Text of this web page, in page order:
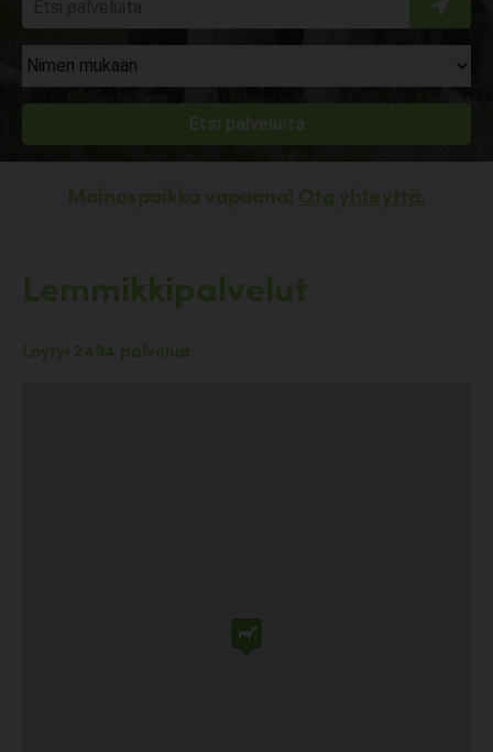
Mainospaikka vapaana! Ota yhteyttä.
Lemmikkipalvelut
Löytyi 2494 palvelua